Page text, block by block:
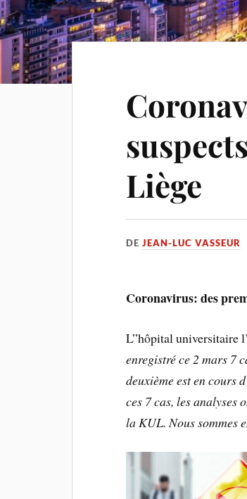
Liège
DEJEAN-LUC VASSEUR
Coronavirus: des
L”hôpital universitaire
enregistré ce 2 mars 7
deuxième est en cours
ces 7 cas, les analyses
la KUL. Nous sommes